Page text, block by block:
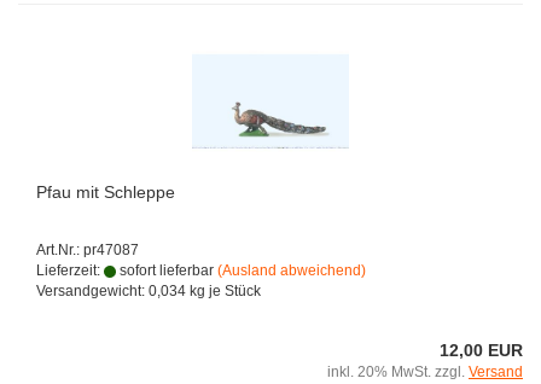
Pfau mit Schleppe
Art.Nr.: pr47087
Lieferzeit:
sofort lieferbar (Ausland abweichend)
Versandgewicht: 0,034 kg je Stück
12,00 EUR
inkl. 20% MwSt. zzgl. Versand